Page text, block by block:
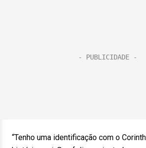
“Tenho uma identificação com o